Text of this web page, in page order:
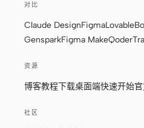
对比
Claude DesignFigmaLovable
GensparkFigma MakeQoder
资源
博客教程下载桌面端快速开始
社区